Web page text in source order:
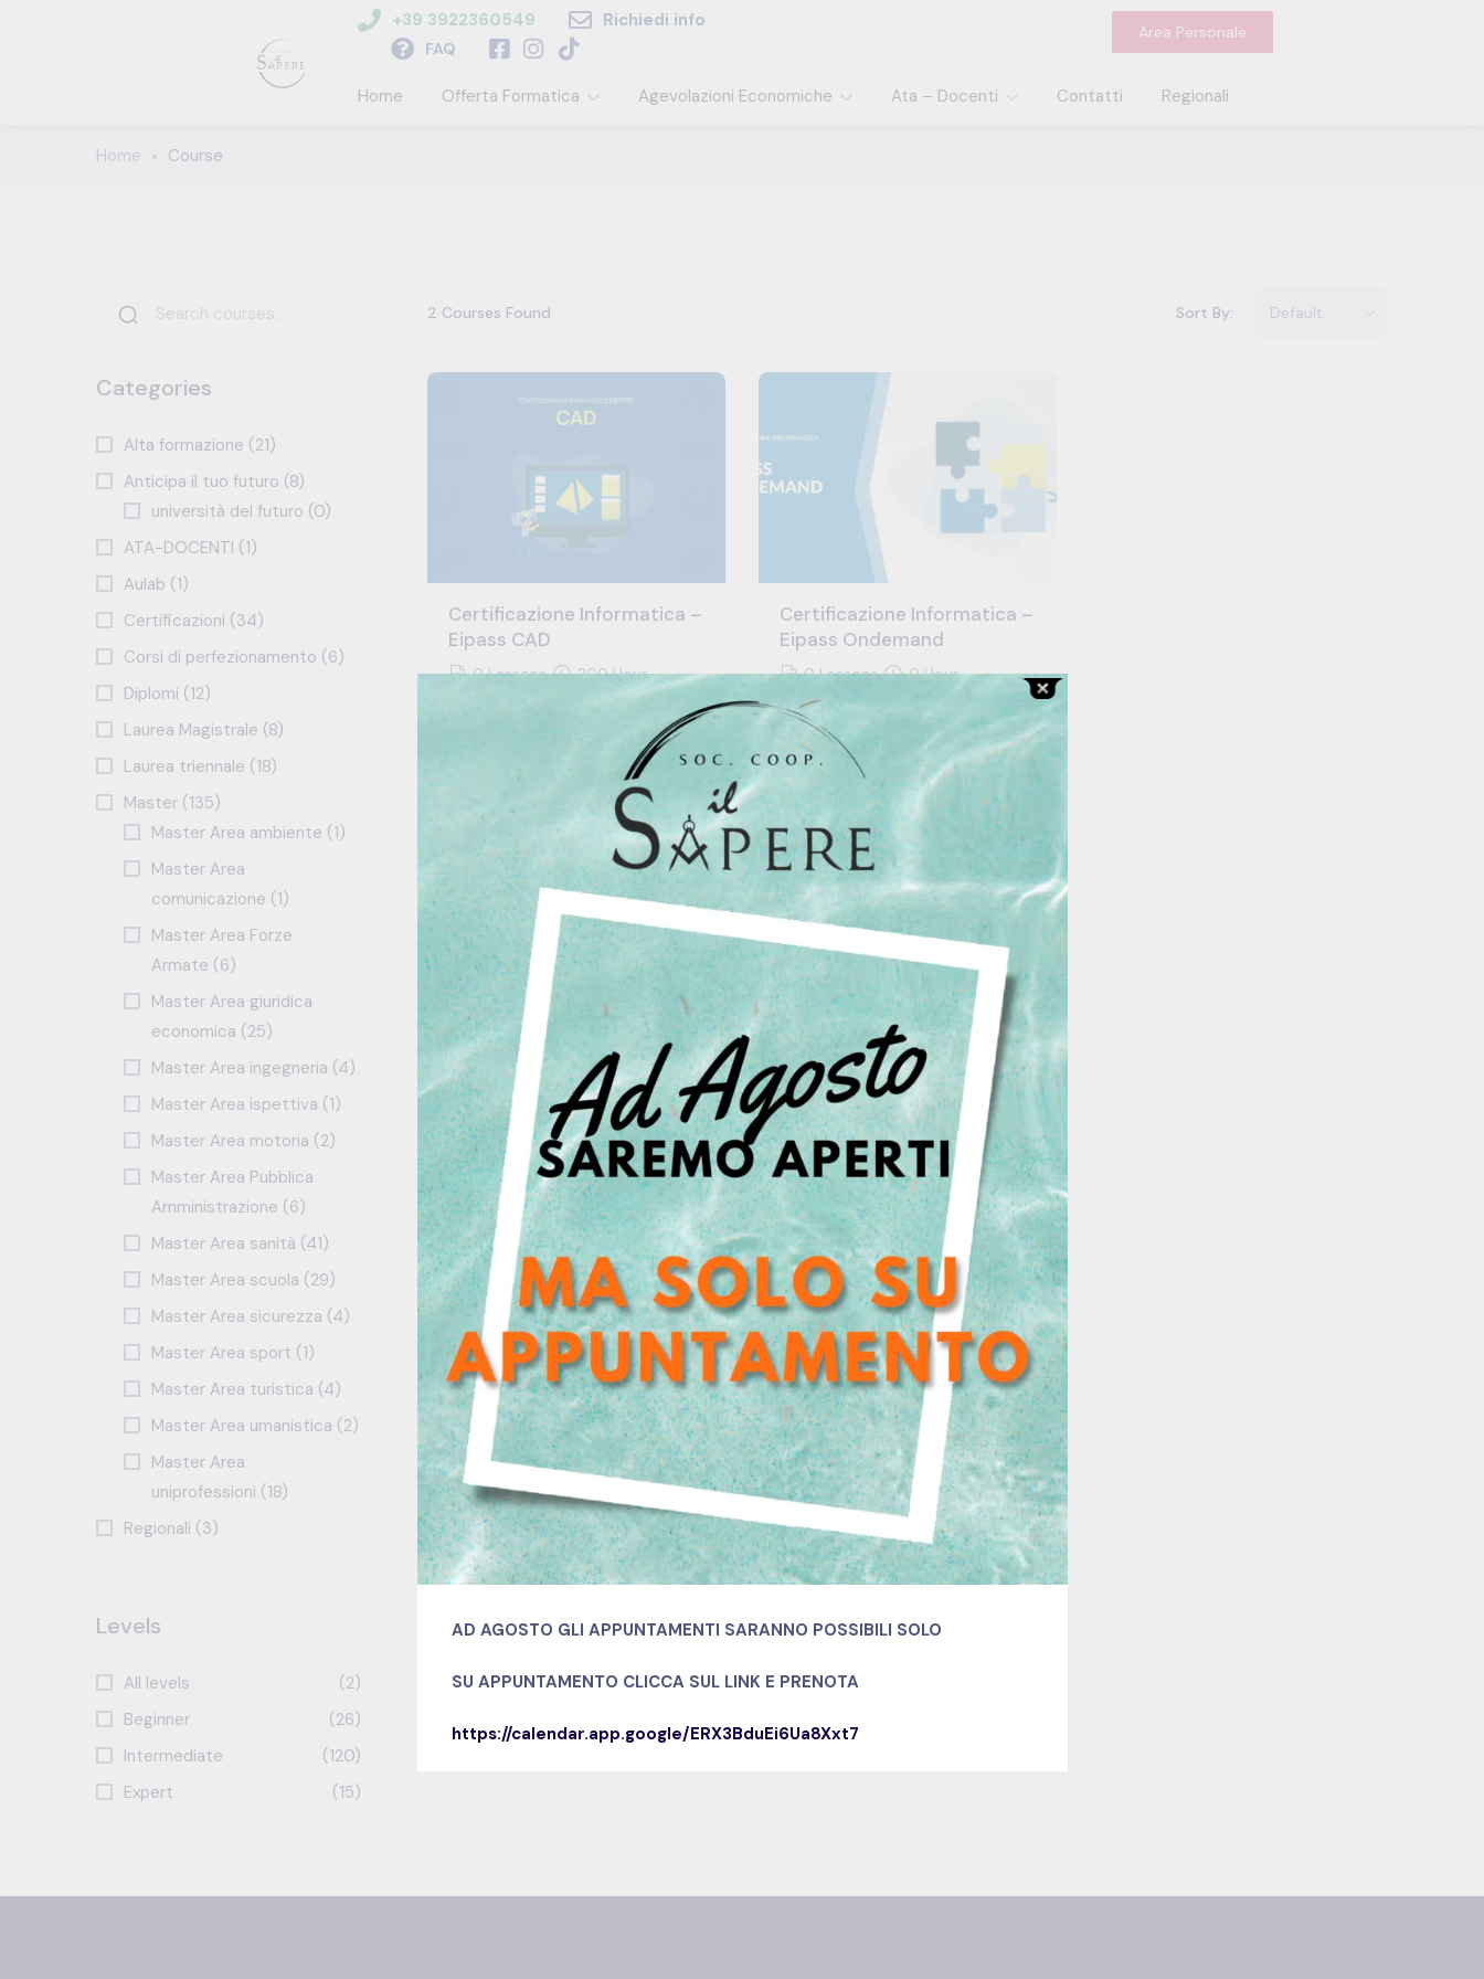
+39 3922360549 Richiedi info
FAQ
Area Personale
Home Offerta Formatica Agevolazioni Economiche Ata – Docenti Contatti Regionali
Home Course
Categories
Alta formazione (21)
Anticipa il tuo futuro (8)
università del futuro (0)
ATA-DOCENTI (1)
Aulab (1)
Certificazioni (34)
Corsi di perfezionamento (6)
Diplomi (12)
Laurea Magistrale (8)
Laurea triennale (18)
Master (135)
Master Area ambiente (1)
Master Area
comunicazione (1)
Master Area Forze
Armate (6)
Master Area giuridica
economica (25)
Master Area ingegneria (4)
Master Area ispettiva (1)
Master Area motoria (2)
Master Area Pubblica
Amministrazione (6)
Master Area sanità (41)
Master Area scuola (29)
Master Area sicurezza (4)
Master Area sport (1)
Master Area turistica (4)
Master Area umanistica (2)
Master Area
uniprofessioni (18)
Regionali (3)
Levels
All levels
(2)
Beginner
(26)
Intermediate
(120)
Expert
(15)
2 Courses Found Sort By:
Certificazione Informatica –
Eipass CAD
0 Lessons
200 Hour
€244.00
Certificazione Informatica –
Eipass Ondemand
0 Lessons
0 Hour
All Levels
Centro Studi Free
AD AGOSTO GLI APPUNTAMENTI SARANNO POSSIBILI SOLO
SU APPUNTAMENTO CLICCA SUL LINK E PRENOTA
https://calendar.app.google/ERX3BduEi6Ua8Xxt7